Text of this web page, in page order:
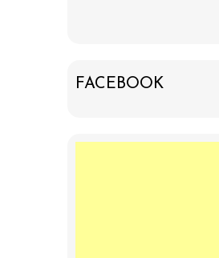
FACEBOOK